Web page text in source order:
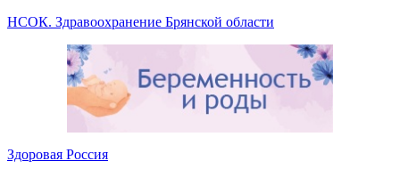
НСОК. Здравоохранение Брянской области
Здоровая Россия